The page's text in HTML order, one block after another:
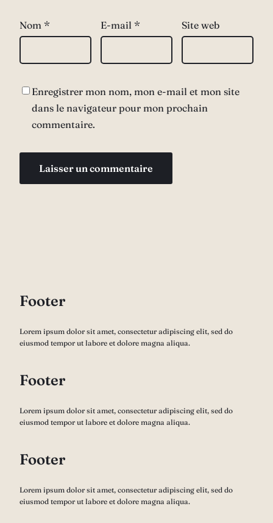
Nom * E-mail * Site web
Enregistrer mon nom, mon e-mail et mon site
dans le navigateur pour mon prochain
commentaire.
Footer
Lorem ipsum dolor sit amet, consectetur adipiscing elit, sed do
eiusmod tempor ut labore et dolore magna aliqua.
Footer
Lorem ipsum dolor sit amet, consectetur adipiscing elit, sed do
eiusmod tempor ut labore et dolore magna aliqua.
Footer
Lorem ipsum dolor sit amet, consectetur adipiscing elit, sed do
eiusmod tempor ut labore et dolore magna aliqua.